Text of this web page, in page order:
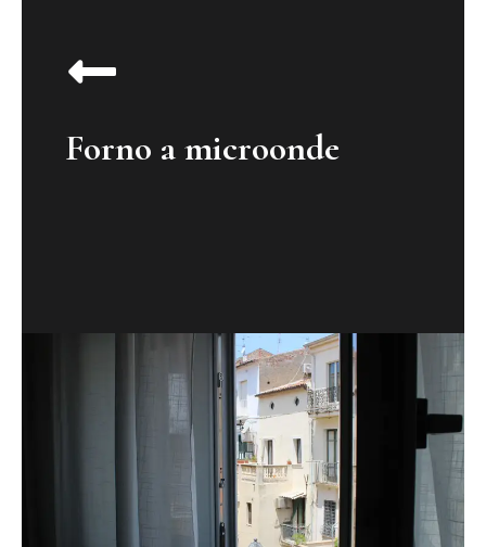
Forno a microonde